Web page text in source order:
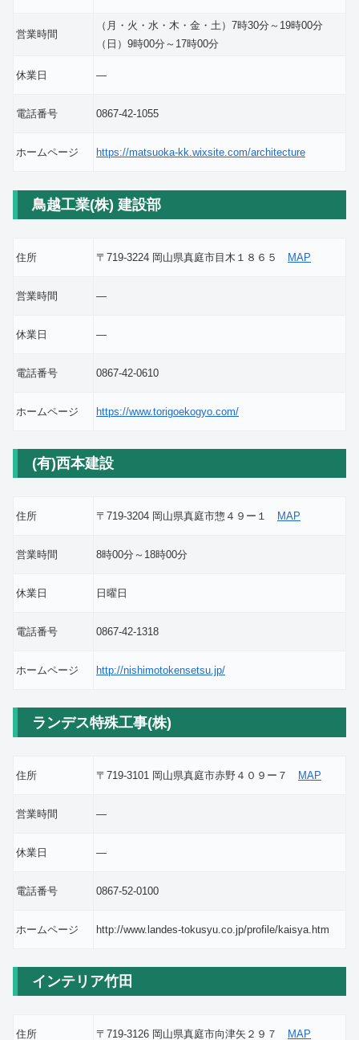
営業時間
（月・火・水・木・金・土）7時30分～19時00分
（日）9時00分～17時00分
休業日 ―
電話番号 0867-42-1055
ホームページ https://matsuoka-kk.wixsite.com/architecture
鳥越工業(株) 建設部
住所 〒719-3224 岡山県真庭市目木１８６５ MAP
営業時間 ―
休業日 ―
電話番号 0867-42-0610
ホームページ https://www.torigoekogyo.com/
(有)西本建設
住所 〒719-3204 岡山県真庭市惣４９ー１ MAP
営業時間 8時00分～18時00分
休業日 日曜日
電話番号 0867-42-1318
ホームページ http://nishimotokensetsu.jp/
ランデス特殊工事(株)
住所 〒719-3101 岡山県真庭市赤野４０９ー７ MAP
営業時間 ―
休業日 ―
電話番号 0867-52-0100
ホームページ http://www.landes-tokusyu.co.jp/profile/kaisya.htm
インテリア竹田
住所 〒719-3126 岡山県真庭市向津矢２９７ MAP